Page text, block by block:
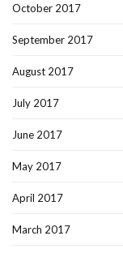
October 2017
September 2017
August 2017
July 2017
June 2017
May 2017
April 2017
March 2017